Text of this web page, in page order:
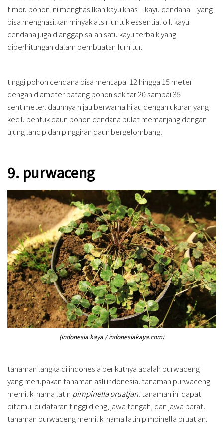
timor. pohon ini menghasilkan kayu khas – kayu cendana – yang
bisa menghasilkan minyak atsiri untuk essential oil. kayu
cendana juga dianggap salah satu kayu terbaik yang
diperhitungan dalam pembuatan furnitur.
tinggi pohon cendana bisa mencapai 12 hingga 15 meter
dengan diameter batang pohon sekitar 20 sampai 35
sentimeter. daunnya hijau berwarna hijau dengan ukuran yang
kecil. bentuk daun pohon cendana bulat memanjang dengan
ujung lancip dan pinggiran daun bergelombang.
9. purwaceng
(indonesia kaya / indonesiakaya.com)
tanaman langka di indonesia berikutnya adalah purwaceng
yang merupakan tanaman asli indonesia. tanaman purwaceng
memiliki nama latin pimpinella pruatjan. tanaman ini dapat
ditemui di dataran tinggi dieng, jawa tengah, dan jawa barat.
tanaman purwaceng memiliki nama latin pimpinella pruatjan.